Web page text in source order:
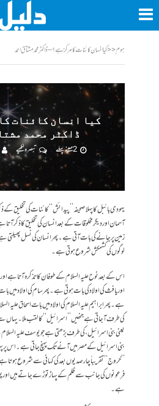
ہوم<<کیا انسان کائنات کا مرکز ہے؟ – ڈاکٹر محمد مشتاق احمد
کیا انسان کائنات
ڈاکٹر محمد
2 مہینے پہلے
تبصرہ لکھیے
یہودی بائبل کا پہلا صحیفہ ’’پیدائش‘‘ کائنات کی
آسمان اور دیگر مخلوقات کے بعد انسان کی تخلیق کا
زمین پر جانے کی بات آتی ہے۔ پھر انسان کی نسل پھیلتی
لوگوں کی کشمکش شروع ہوتی ہے۔
اس کے بعد نوح علیہ السلام کے طوفان کا تذکرہ آتا ہے
اور یافث کی اولاد کی بات ہوتی ہے۔ پھر سام کی اولاد میں
ہے۔ پھر ابراہیم علیہ السلام کی اولاد میں بات اسحاق علیہ
کی طرف آجاتی ہے جنھیں’’اسرائیل‘‘ کا لقب ملا۔ یہاں
یعنی بنی اسرائیل، کی طرف بڑھتی ہے جو یوسف علیہ
بنی اسرائیل کے مصر میں آنے تک پہنچ جاتی ہے۔ اس پر
’’خروج‘‘ تقریباً چار صدیوں بعد کی کہانی سے شروع ہوتا
فرعونوں کی جانب سے ظلم کے پہاڑ توڑے جاتے ہیں اور پھر
ہے۔